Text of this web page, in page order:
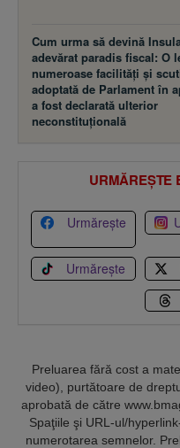
Cum urma să devină
adevărat paradis fiscal: O
numeroase facilităţi şi
adoptată de Parlament în
a fost declarată ulterior
neconstituţională
URMĂREȘTE
Urmărește
Urmărește
Preluarea fără cost a
video), purtătoare de
aprobată de către
Spaţiile şi URL-ul/
numerotarea semnelor.